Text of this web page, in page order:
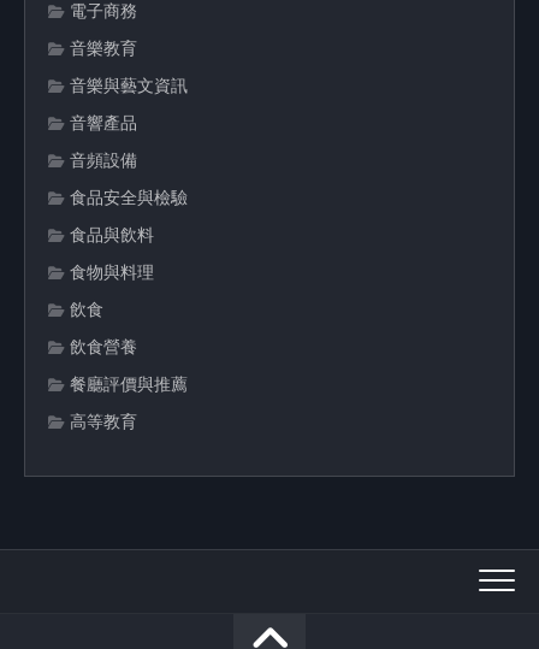
電子商務
音樂教育
音樂與藝文資訊
音響產品
音頻設備
食品安全與檢驗
食品與飲料
食物與料理
飲食
飲食營養
餐廳評價與推薦
高等教育